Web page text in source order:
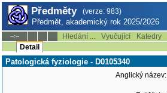
Předměty (verze: 983)
Předmět, akademický rok 2025/2026
--:-- Hledání ... Vyučující Katedry
Detail
Patologická fyziologie - D0105340
Anglický název: